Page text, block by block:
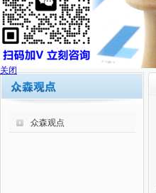
众森观点
关闭